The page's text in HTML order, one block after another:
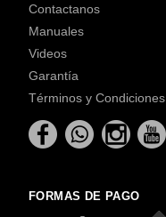
Contactanos
Manuales
Videos
Garantía
Términos y Condiciones
FORMAS DE PAGO